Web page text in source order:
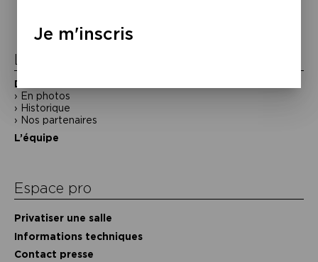
l’article
La Maison de la Poésie
Découvrir
En photos
Historique
Nos partenaires
L’équipe
Espace pro
Privatiser une salle
Informations techniques
Contact presse
Je m'inscris